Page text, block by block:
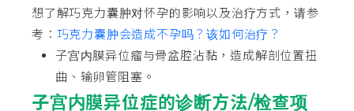
想了解巧克力囊肿对怀孕的影响以及治疗方式，请参
考： 巧克力囊肿会造成不孕吗？该如何治疗？
子宫内膜异位瘤与骨盆腔沾黏，造成解剖位置扭
曲、输卵管阻塞。
子宫内膜异位症的诊断方法/检查项